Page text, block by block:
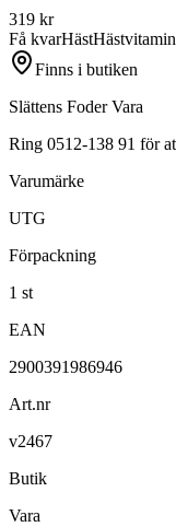
319 kr
Få kvarHäst
Finns i butiken
Slättens Foder Vara
Ring 0512-138 91 för
Varumärke
UTG
Förpackning
1 st
EAN
2900391986946
Art.nr
v2467
Butik
Vara